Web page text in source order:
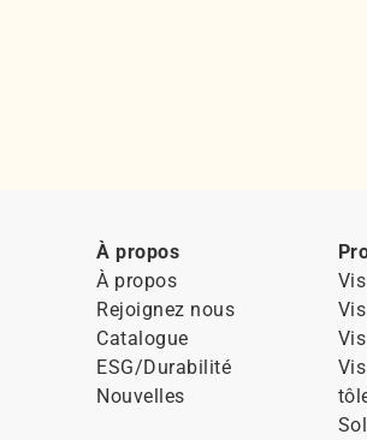
À propos
À propos
Rejoignez nous
Catalogue
ESG/Durabilité
Nouvelles